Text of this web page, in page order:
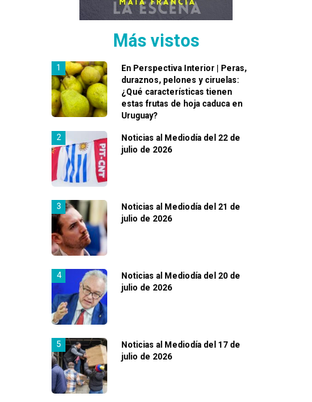
Más vistos
En Perspectiva Interior | Peras,
duraznos, pelones y ciruelas:
¿Qué características tienen
estas frutas de hoja caduca en
Uruguay?
Noticias al Mediodía del 22 de
julio de 2026
Noticias al Mediodía del 21 de
julio de 2026
Noticias al Mediodía del 20 de
julio de 2026
Noticias al Mediodía del 17 de
julio de 2026